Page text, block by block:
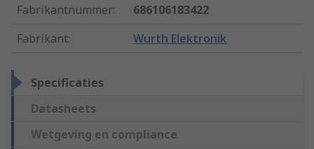
Fabrikantnummer:
686106183422
Fabrikant: Wurth Elektronik
Specificaties
Datasheets
Wetgeving en compliance